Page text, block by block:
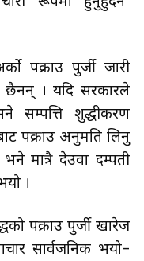
पक्राउ पुर्जी जारी
छैनन् । यदि सरकारले
सम्पत्ति शुद्धीकरण
पक्राउ अनुमति लिनु
मात्रै देउवा दम्पती
।
पक्राउ पुर्जी खारेज
सार्वजनिक भयो–